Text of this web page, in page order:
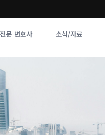
전문 변호사 소식/자료